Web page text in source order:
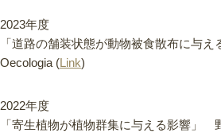
2023年度
「道路の舗装状態が動物被食散布に与
Oecologia (Link)
2022年度
「寄生植物が植物群集に与える影響